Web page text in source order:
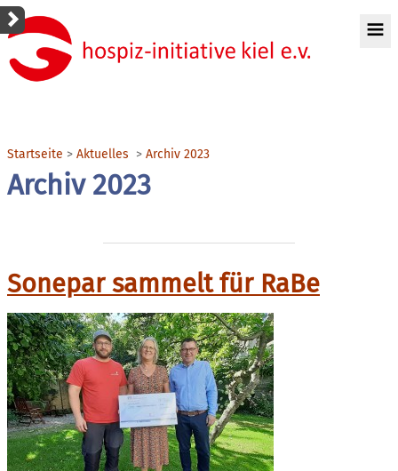
Startseite Aktuelles Archiv 2023
Archiv 2023
Sonepar sammelt für RaBe